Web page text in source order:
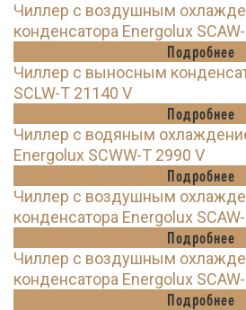
Чиллер с воздушным
конденсатора Energolux
Подробнее
Чиллер с выносным
SCLW-T 21140 V
Подробнее
Чиллер с водяным
Energolux SCWW-T 2990 V
Подробнее
Чиллер с воздушным
конденсатора Energolux
Подробнее
Чиллер с воздушным
конденсатора Energolux
Подробнее